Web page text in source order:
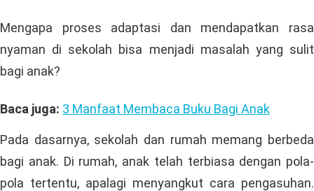
Mengapa proses adaptasi dan mendapatkan rasa
nyaman di sekolah bisa menjadi masalah yang sulit
bagi anak?
Baca juga: 3 Manfaat Membaca Buku Bagi Anak
Pada dasarnya, sekolah dan rumah memang berbeda
bagi anak. Di rumah, anak telah terbiasa dengan pola-
pola tertentu, apalagi menyangkut cara pengasuhan.